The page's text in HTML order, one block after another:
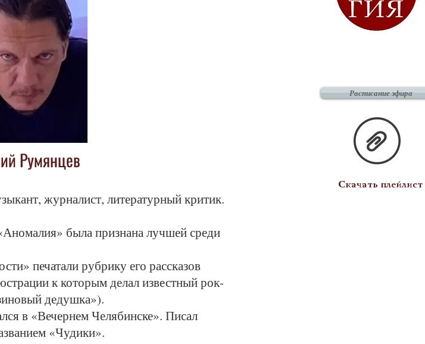
Румянцев
журналист, литературный критик.
была признана лучшей среди
печатали рубрику его рассказов
к которым делал известный рок-
дедушка»).
в «Вечернем Челябинске». Писал
«Чудики».
Расписание эфира
Скачать плейлист